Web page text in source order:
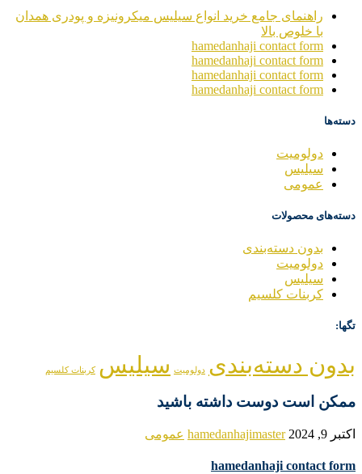
راهنمای جامع خرید انواع سیلیس میکرونیزه و پودری همدان
با خلوص بالا
hamedanhaji contact form
hamedanhaji contact form
hamedanhaji contact form
hamedanhaji contact form
دسته‌ها
دولومیت
سیلیس
عمومی
دسته‌های محصولات
بدون دسته‌بندی
دولومیت
سیلیس
کربنات کلسیم
تگها:
بدون دسته‌بندی دولومیت سیلیس کربنات کلسیم
ممکن است دوست داشته باشید
اکتبر 9, 2024 hamedanhajimaster عمومی
hamedanhaji contact form